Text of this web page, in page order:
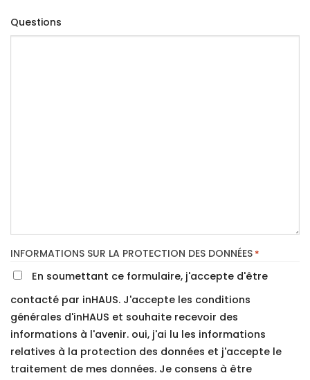
Questions
INFORMATIONS SUR LA PROTECTION DES DONNÉES *
En soumettant ce formulaire, j'accepte d'être
contacté par inHAUS. J'accepte les conditions
générales d'inHAUS et souhaite recevoir des
informations à l'avenir. oui, j'ai lu les informations
relatives à la protection des données et j'accepte le
traitement de mes données. Je consens à être